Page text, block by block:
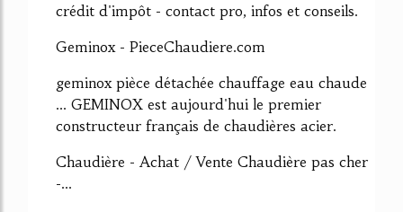
crédit d'impôt - contact pro, infos et conseils.
Geminox - PieceChaudiere.com
geminox pièce détachée chauffage eau chaude
... GEMINOX est aujourd'hui le premier
constructeur français de chaudières acier.
Chaudière - Achat / Vente Chaudière pas cher
-...